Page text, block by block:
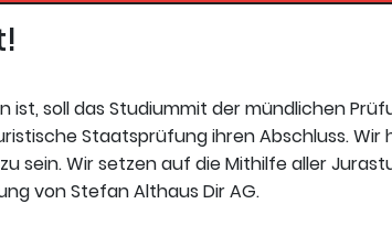
soll das Studiummit der mündlichen
Staatsprüfung ihren Abschluss.
sein. Wir setzen auf die Mithilfe aller
von Stefan Althaus Dir AG.